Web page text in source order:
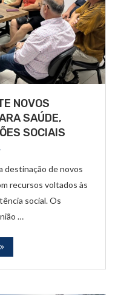
NOVOS
SAÚDE,
SOCIAIS
destinação de novos
recursos voltados às
social. Os
…